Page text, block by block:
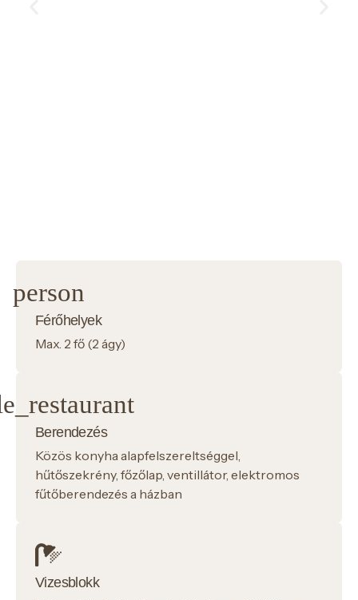
Férőhelyek
Max. 2 fő (2 ágy)
Berendezés
Közös konyha alapfelszereltséggel,
hűtőszekrény, főzőlap, ventillátor, elektromos
fűtőberendezés a házban
Vizesblokk